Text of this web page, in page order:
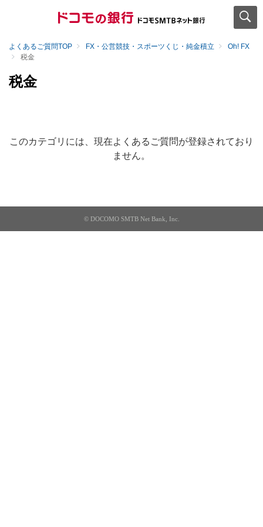
よくあるご質問TOP FX・公営競技・スポーツくじ・純金積立
Oh! FX
税金
税金
このカテゴリには、現在よくあるご質問が登録されており
ません。
© DOCOMO SMTB Net Bank, Inc.